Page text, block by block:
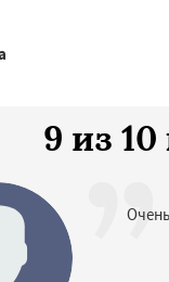
9 из